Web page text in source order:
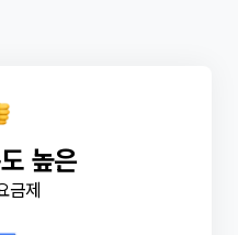
높은
금제